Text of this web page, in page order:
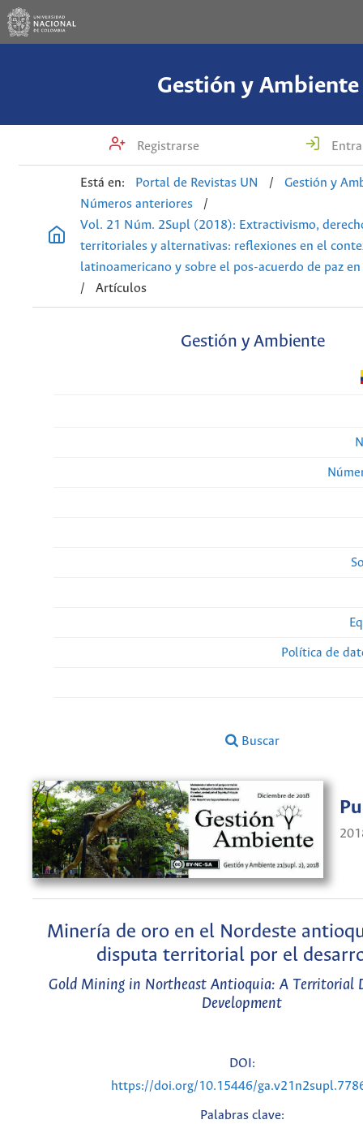
Gestión y Ambiente
Registrarse
Está en: Portal de Revistas UN /
Gestión y
Números anteriores
/
Vol. 21 Núm. 2Supl (2018): Extractivismo,
territoriales y alternativas: reflexiones en el
latinoamericano y sobre el pos-acuerdo de paz
/
Artículos
Gestión y Ambiente
Política de
Buscar
Minería de oro en el Nordeste
disputa territorial por el
Gold Mining in Northeast Antioquia: A Territorial
Development
DOI:
https://doi.org/10.15446/
Palabras clave: